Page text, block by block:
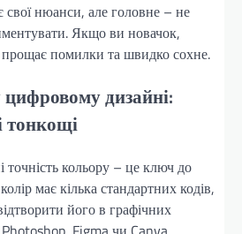
нюанси, але головне – не
Якщо ви новачок,
прощає помилки та швидко сохне.
дизайні:
тонкощі
кольору – це ключ до
має кілька стандартних кодів,
його в графічних